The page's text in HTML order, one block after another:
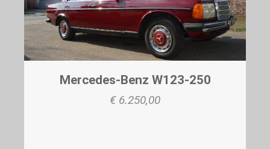
Mercedes-Benz W123-250
€ 6.250,00